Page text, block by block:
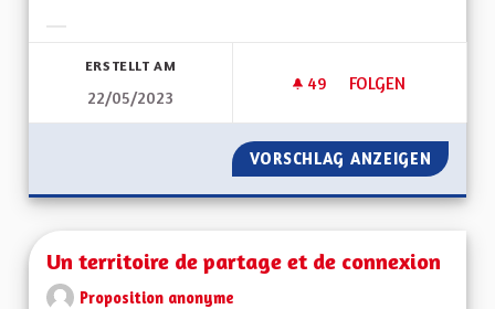
ERSTELLT AM
22/05/2023
49 49 FOLLOWER
FOLGEN
DÉVELOPPER UNE
VORSCHLAG ANZEIGEN
Un territoire de partage et de connexion
Proposition anonyme